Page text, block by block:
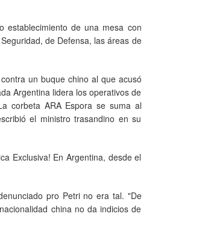
establecimiento de una mesa con
de Defensa, las áreas de
un buque chino al que acusó
Argentina lidera los operativos de
corbeta ARA Espora se suma al
el ministro trasandino en su
Exclusiva! En Argentina, desde el
pro Petri no era tal. "De
china no da indicios de